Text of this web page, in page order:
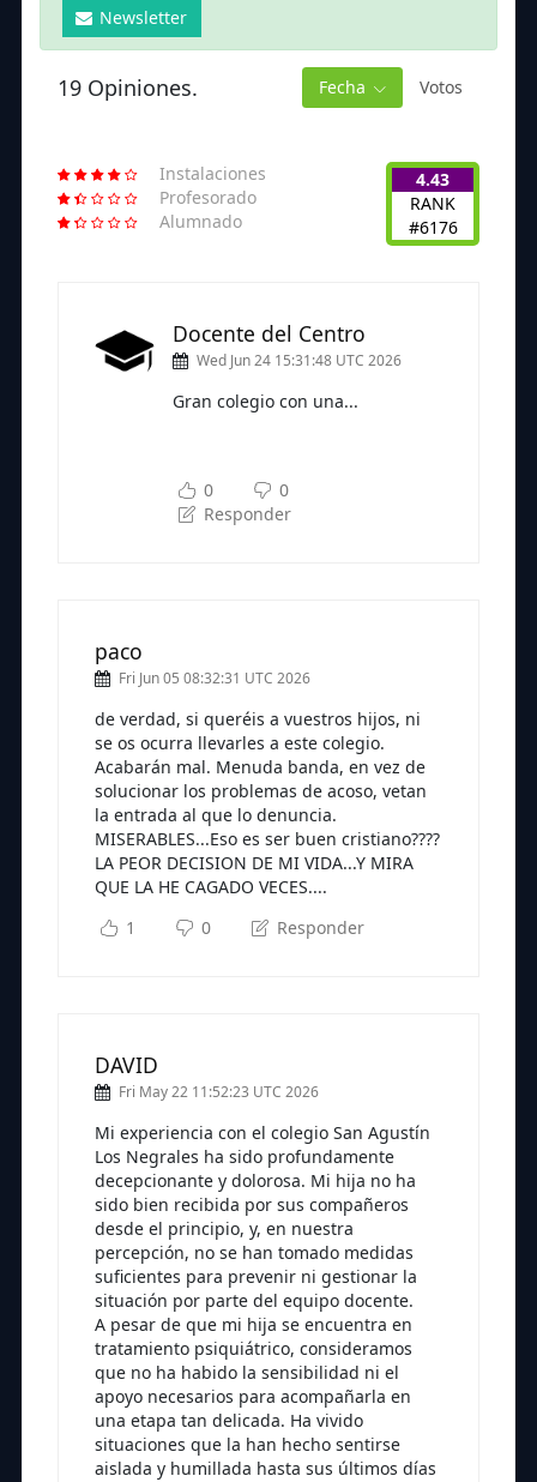
Newsletter
19 Opiniones. Fecha Votos
Instalaciones
Profesorado
Alumnado
4.43
RANK
#6176
Docente del Centro
Wed Jun 24 15:31:48 UTC 2026
Gran colegio con una...
0
0
Responder
paco
Fri Jun 05 08:32:31 UTC 2026
de verdad, si queréis a vuestros hijos, ni
se os ocurra llevarles a este colegio.
Acabarán mal. Menuda banda, en vez de
solucionar los problemas de acoso, vetan
la entrada al que lo denuncia.
MISERABLES...Eso es ser buen cristiano????
LA PEOR DECISION DE MI VIDA...Y MIRA
QUE LA HE CAGADO VECES....
1
0 Responder
DAVID
Fri May 22 11:52:23 UTC 2026
Mi experiencia con el colegio San Agustín
Los Negrales ha sido profundamente
decepcionante y dolorosa. Mi hija no ha
sido bien recibida por sus compañeros
desde el principio, y, en nuestra
percepción, no se han tomado medidas
suficientes para prevenir ni gestionar la
situación por parte del equipo docente.
A pesar de que mi hija se encuentra en
tratamiento psiquiátrico, consideramos
que no ha habido la sensibilidad ni el
apoyo necesarios para acompañarla en
una etapa tan delicada. Ha vivido
situaciones que la han hecho sentirse
aislada y humillada hasta sus últimos días